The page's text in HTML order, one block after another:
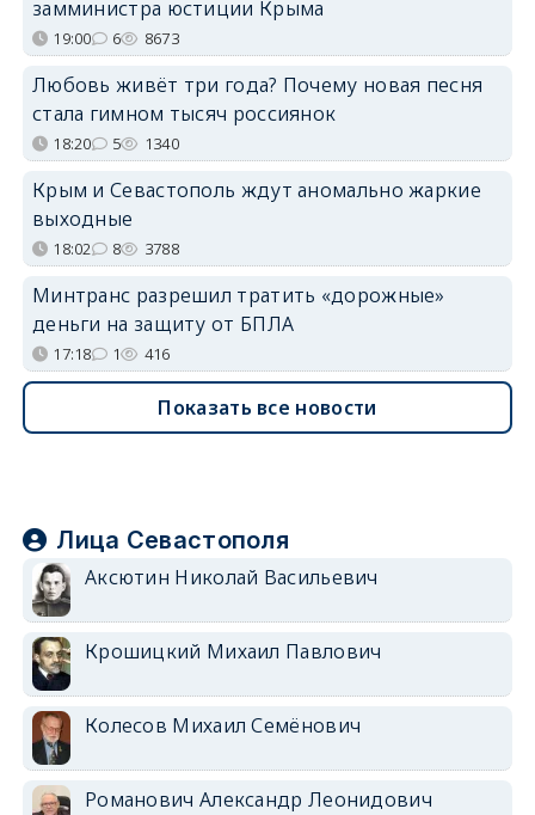
замминистра юстиции Крыма
19:00 6 8673
Любовь живёт три года? Почему новая песня
стала гимном тысяч россиянок
18:20 5 1340
Крым и Севастополь ждут аномально жаркие
выходные
18:02 8 3788
Минтранс разрешил тратить «дорожные»
деньги на защиту от БПЛА
17:18 1 416
Показать все новости
Лица Севастополя
Аксютин Николай Васильевич
Крошицкий Михаил Павлович
Колесов Михаил Семёнович
Романович Александр Леонидович